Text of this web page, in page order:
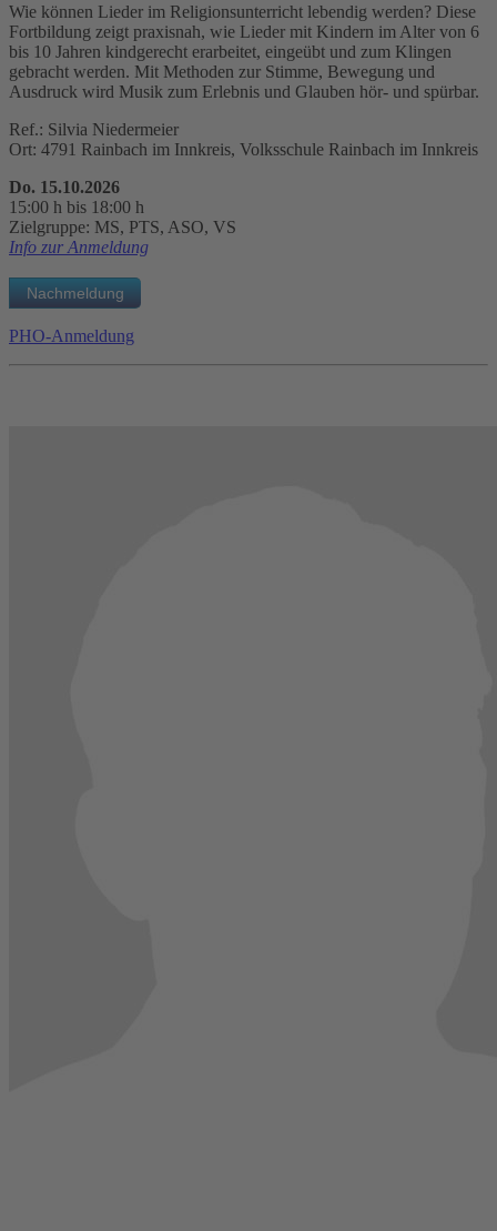
Wie können Lieder im Religionsunterricht lebendig werden? Diese
Fortbildung zeigt praxisnah, wie Lieder mit Kindern im Alter von 6
bis 10 Jahren kindgerecht erarbeitet, eingeübt und zum Klingen
gebracht werden. Mit Methoden zur Stimme, Bewegung und
Ausdruck wird Musik zum Erlebnis und Glauben hör- und spürbar.
Ref.: Silvia Niedermeier
Ort: 4791 Rainbach im Innkreis, Volksschule Rainbach im Innkreis
Do. 15.10.2026
15:00 h bis 18:00 h
Zielgruppe: MS, PTS, ASO, VS
Info zur Anmeldung
PHO-Anmeldung